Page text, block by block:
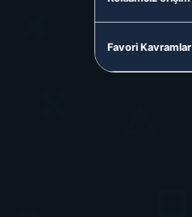
Favori Kavramlar